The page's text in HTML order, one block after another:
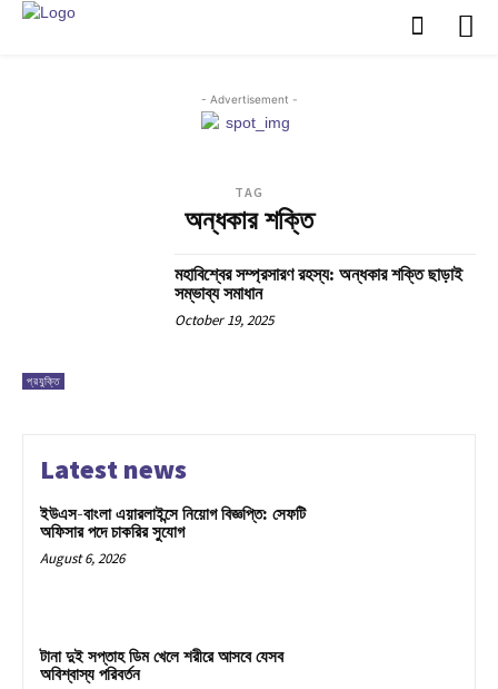
- Advertisement -
TAG
অন্ধকার শক্তি
প্রযুক্তি
মহাবিশ্বের সম্প্রসারণ রহস্য: অন্ধকার শক্তি ছাড়াই
সম্ভাব্য সমাধান
October 19, 2025
Latest news
ইউএস-বাংলা এয়ারলাইন্সে নিয়োগ বিজ্ঞপ্তি: সেফটি
অফিসার পদে চাকরির সুযোগ
August 6, 2026
টানা দুই সপ্তাহ ডিম খেলে শরীরে আসবে যেসব
অবিশ্বাস্য পরিবর্তন